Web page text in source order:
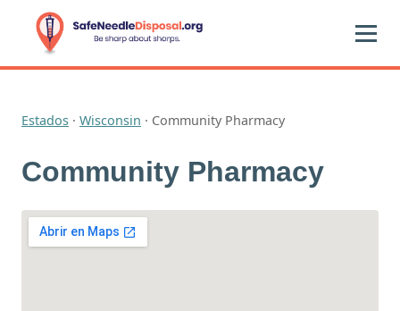
Estados · Wisconsin · Community Pharmacy
Community Pharmacy